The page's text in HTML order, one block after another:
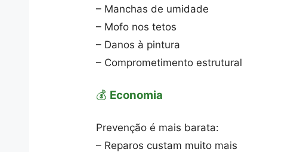
– Manchas de umidade
– Mofo nos tetos
– Danos à pintura
– Comprometimento estrutural
💰 Economia
Prevenção é mais barata:
– Reparos custam muito mais